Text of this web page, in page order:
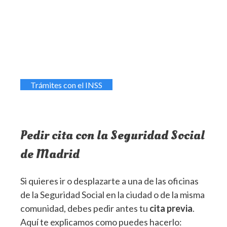
Trámites con el INSS
Pedir cita con la Seguridad Social
de Madrid
Si quieres ir o desplazarte a una de las oficinas
de la Seguridad Social en la ciudad o de la misma
comunidad, debes pedir antes tu cita previa.
Aquí te explicamos como puedes hacerlo: